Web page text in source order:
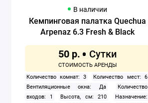
В наличии
Кемпинговая палатка Quechua
Arpenaz 6.3 Fresh & Black
50 р.
Количество комнат: 3
Количество мест: 6
Вентиляционные окна: Да
Количество
входов: 1
Высота, см: 210
Назначение: